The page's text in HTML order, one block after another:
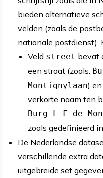
bieden alternatieve
velden (zoals de
nationale postdienst).
Veld street bevat
een straat (zoals:
Montignylaan) en
verkorte naam ten
Burg L F de
zoals gedefinieerd
De Nederlandse
verschillende extra
uitgebreide set